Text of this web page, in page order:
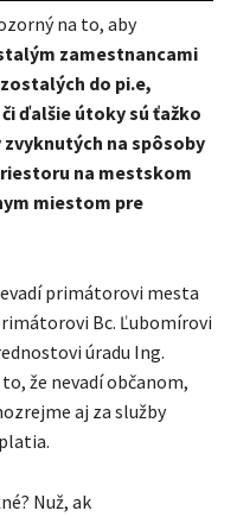
na to, aby
zamestnancami
do pi.e,
ďalšie útoky sú ťažko
na spôsoby
na mestskom
miestom pre
primátorovi mesta
Bc. Ľubomírovi
úradu Ing.
že nevadí občanom,
aj za služby
Nuž, ak